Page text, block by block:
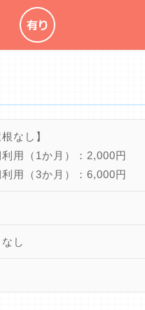
なし】
用（1か月）：2,000円
用（3か月）：6,000円
し